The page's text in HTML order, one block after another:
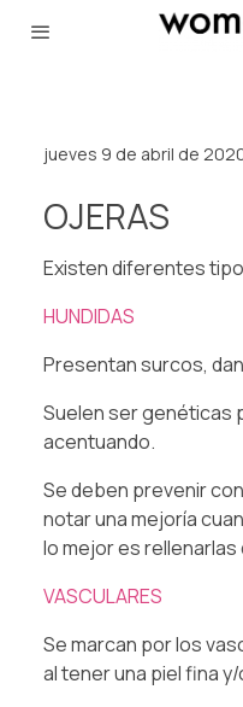
jueves 9 de abril de
OJERAS
Existen diferentes
HUNDIDAS
Presentan surcos,
Suelen ser genéticas
acentuando.
Se deben prevenir
notar una mejoría
lo mejor es
VASCULARES
Se marcan por los
al tener una piel fina